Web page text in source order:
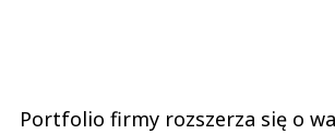
Portfolio firmy rozszerza się o